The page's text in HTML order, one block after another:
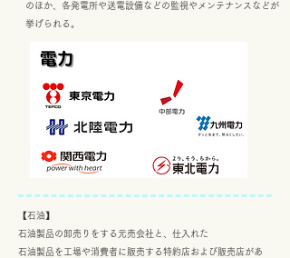
のほか、各発電所や送電設備などの監視やメンテナンスなどが
挙げられる。
【石油】
石油製品の卸売りをする元売会社と、仕入れた
石油製品を工場や消費者に販売する特約店および販売店があ